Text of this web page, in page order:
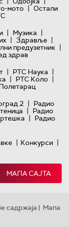
мото | Остали
| Музика |
| Здравље |
предузетник |
здрав
| РТС Наука |
| РТС Коло |
2 | Радио
| Радио
| Радио
| Конкурси |
МАПА САЈТА
садржаја | Мапа